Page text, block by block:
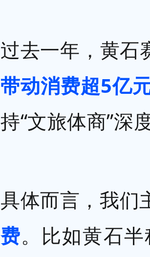
过去一年，黄石
带动消费超5亿
持“文旅体商”深
具体而言，我们
费。比如黄石